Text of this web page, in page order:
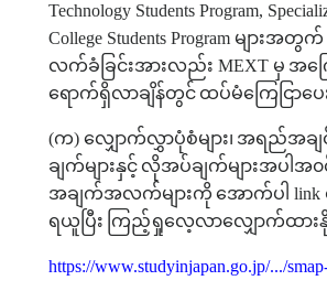
Technology Students Program,
College Students Program များအတွက်
လက်ခံခြင်းအားလည်း MEXT မှ အကြ
ရောက်ရှိလာချိန်တွင် ထပ်မံကြေငြာပ
(က)လျှောက်လွှာပုံစံများ၊ အရည်အခ
ချက်များနှင့် လိုအပ်ချက်များအပါအ၀
အချက်အလက်များကို အောက်ပါ link
ရယူပြီး ကြည့်ရှုလေ့လာလျှောက်ထား
https://www.studyinjapan.go.jp/.../